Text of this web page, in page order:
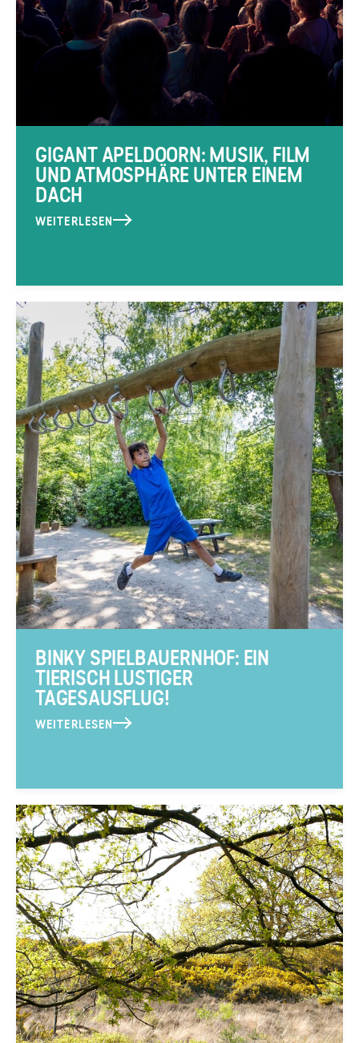
GIGANT APELDOORN: MUSIK, FILM
UND ATMOSPHÄRE UNTER EINEM
DACH
WEITERLESEN
BINKY SPIELBAUERNHOF: EIN
TIERISCH LUSTIGER
TAGESAUSFLUG!
WEITERLESEN